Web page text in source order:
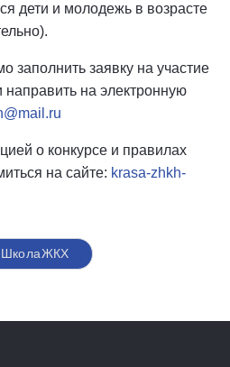
дети и молодежь в возрасте
заполнить заявку на участие
на электронную
о конкурсе и правилах
на сайте: krasa-zhkh-